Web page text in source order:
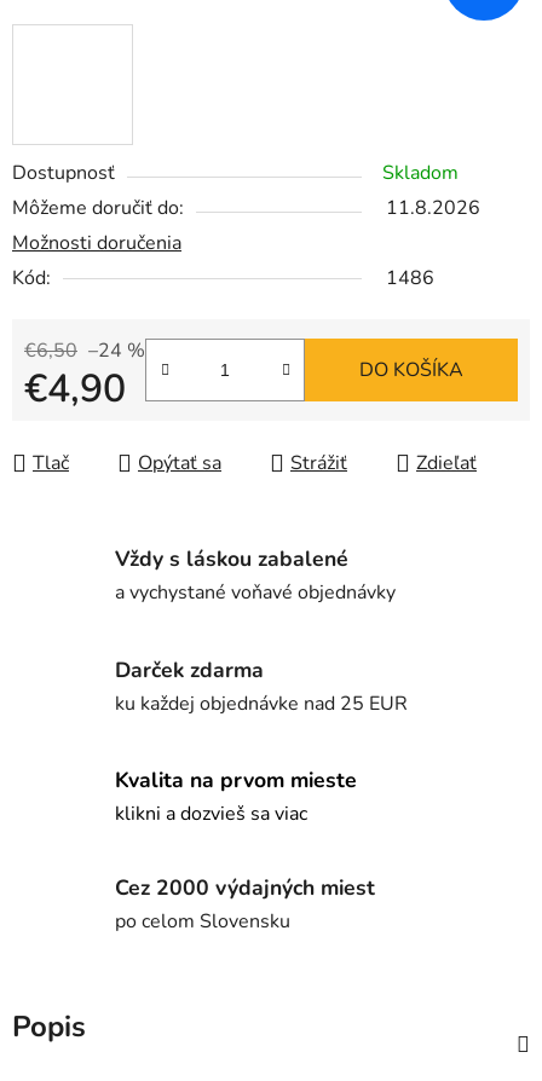
Dostupnosť
Skladom
Môžeme doručiť do:
11.8.2026
Možnosti doručenia
Kód:
1486
€6,50 –24 %
€4,90 DO KOŠÍKA
Tlač Opýtať sa Strážiť Zdieľať
Vždy s láskou zabalené
a vychystané voňavé objednávky
Darček zdarma
ku každej objednávke nad 25 EUR
Kvalita na prvom mieste
klikni a dozvieš sa viac
Cez 2000 výdajných miest
po celom Slovensku
Popis